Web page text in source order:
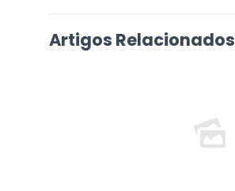
Artigos Relacionados